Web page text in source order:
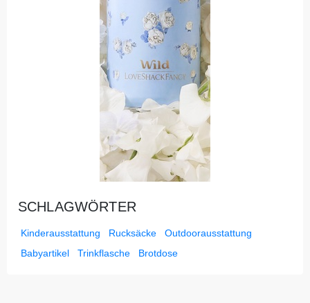
SCHLAGWÖRTER
Kinderausstattung Rucksäcke
Outdoorausstattung
Babyartikel
Trinkflasche Brotdose